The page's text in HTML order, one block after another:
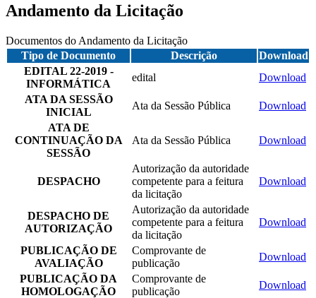
Andamento da Licitação
Documentos do Andamento da Licitação
Tipo de Documento
Descrição
Download
EDITAL 22-2019 -
INFORMÁTICA
edital
Download
ATA DA SESSÃO
INICIAL
Ata da Sessão Pública
Download
ATA DE
CONTINUAÇÃO DA
SESSÃO
Ata da Sessão Pública Download
DESPACHO
Autorização da autoridade
competente para a feitura
da licitação
Download
DESPACHO DE
AUTORIZAÇÃO
Autorização da autoridade
competente para a feitura
da licitação
Download
PUBLICAÇÃO DE
AVALIAÇÃO
Comprovante de
publicação
Download
PUBLICAÇÃO DA
HOMOLOGAÇÃO
Comprovante de
publicação
Download